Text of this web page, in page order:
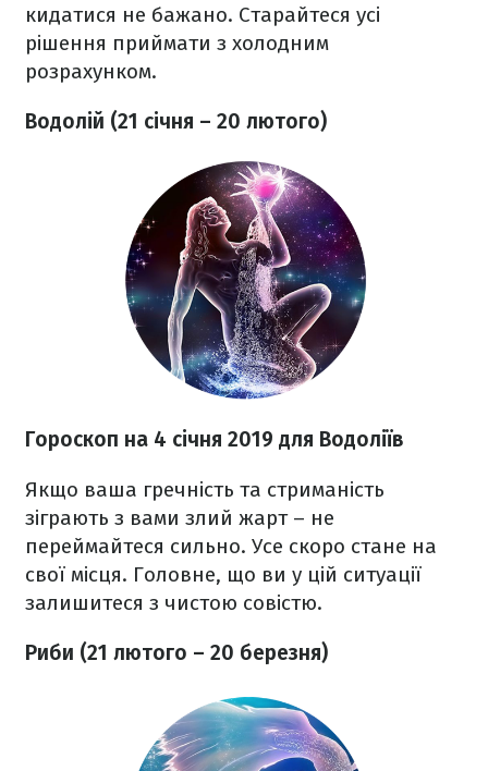
кидатися не бажано. Старайтеся усі
рішення приймати з холодним
розрахунком.
Водолій (21 січня – 20 лютого)
Гороскоп на 4 січня 2019 для Водоліїв
Якщо ваша гречність та стриманість
зіграють з вами злий жарт – не
переймайтеся сильно. Усе скоро стане на
свої місця. Головне, що ви у цій ситуації
залишитеся з чистою совістю.
Риби (21 лютого – 20 березня)